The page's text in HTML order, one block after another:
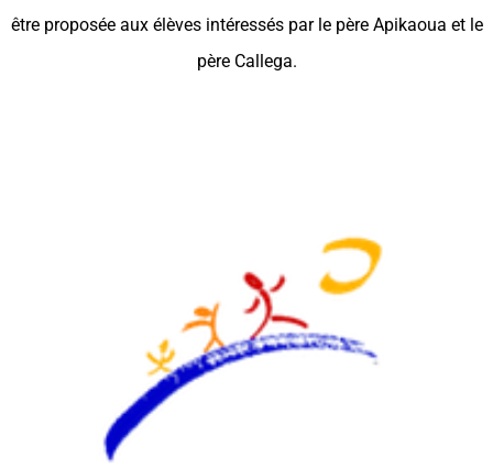
être proposée aux élèves intéressés par le père Apikaoua et le
père Callega.